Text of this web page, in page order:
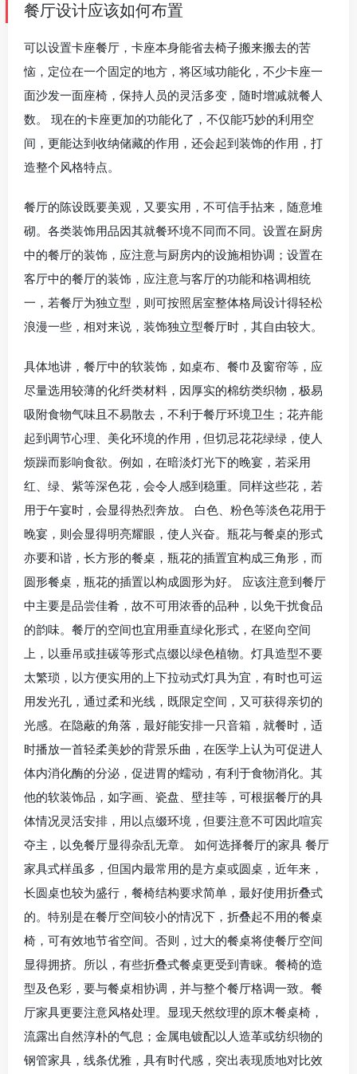
餐厅设计应该如何布置
可以设置卡座餐厅，卡座本身能省去椅子搬来搬去的苦
恼，定位在一个固定的地方，将区域功能化，不少卡座一
面沙发一面座椅，保持人员的灵活多变，随时增减就餐人
数。 现在的卡座更加的功能化了，不仅能巧妙的利用空
间，更能达到收纳储藏的作用，还会起到装饰的作用，打
造整个风格特点。
餐厅的陈设既要美观，又要实用，不可信手拈来，随意堆
砌。各类装饰用品因其就餐环境不同而不同。设置在厨房
中的餐厅的装饰，应注意与厨房内的设施相协调；设置在
客厅中的餐厅的装饰，应注意与客厅的功能和格调相统
一，若餐厅为独立型，则可按照居室整体格局设计得轻松
浪漫一些，相对来说，装饰独立型餐厅时，其自由较大。
具体地讲，餐厅中的软装饰，如桌布、餐巾及窗帘等，应
尽量选用较薄的化纤类材料，因厚实的棉纺类织物，极易
吸附食物气味且不易散去，不利于餐厅环境卫生；花卉能
起到调节心理、美化环境的作用，但切忌花花绿绿，使人
烦躁而影响食欲。例如，在暗淡灯光下的晚宴，若采用
红、绿、紫等深色花，会令人感到稳重。同样这些花，若
用于午宴时，会显得热烈奔放。 白色、粉色等淡色花用于
晚宴，则会显得明亮耀眼，使人兴奋。瓶花与餐桌的形式
亦要和谐，长方形的餐桌，瓶花的插置宜构成三角形，而
圆形餐桌，瓶花的插置以构成圆形为好。 应该注意到餐厅
中主要是品尝佳肴，故不可用浓香的品种，以免干扰食品
的韵味。餐厅的空间也宜用垂直绿化形式，在竖向空间
上，以垂吊或挂碳等形式点缀以绿色植物。灯具造型不要
太繁琐，以方便实用的上下拉动式灯具为宜，有时也可运
用发光孔，通过柔和光线，既限定空间，又可获得亲切的
光感。在隐蔽的角落，最好能安排一只音箱，就餐时，适
时播放一首轻柔美妙的背景乐曲，在医学上认为可促进人
体内消化酶的分泌，促进胃的蠕动，有利于食物消化。其
他的软装饰品，如字画、瓷盘、壁挂等，可根据餐厅的具
体情况灵活安排，用以点缀环境，但要注意不可因此喧宾
夺主，以免餐厅显得杂乱无章。 如何选择餐厅的家具 餐厅
家具式样虽多，但国内最常用的是方桌或圆桌，近年来，
长圆桌也较为盛行，餐椅结构要求简单，最好使用折叠式
的。特别是在餐厅空间较小的情况下，折叠起不用的餐桌
椅，可有效地节省空间。否则，过大的餐桌将使餐厅空间
显得拥挤。所以，有些折叠式餐桌更受到青睐。餐椅的造
型及色彩，要与餐桌相协调，并与整个餐厅格调一致。餐
厅家具更要注意风格处理。显现天然纹理的原木餐桌椅，
流露出自然淳朴的气息；金属电镀配以人造革或纺织物的
钢管家具，线条优雅，具有时代感，突出表现质地对比效